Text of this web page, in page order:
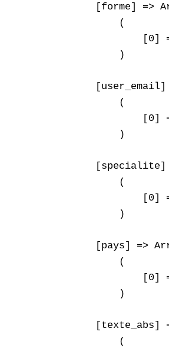
[forme] =>
        (
[0]
        )
        (
[0]
        )
        (
[0]
        )
[pays] =>
        (
[0]
        )
[texte_abs]
        (